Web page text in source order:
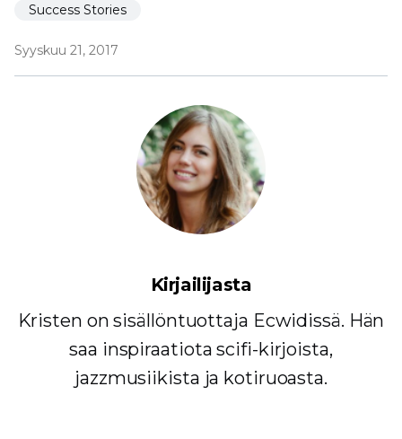
Success Stories
Syyskuu 21, 2017
Kirjailijasta
Kristen on sisällöntuottaja Ecwidissä. Hän
saa inspiraatiota scifi-kirjoista,
jazzmusiikista ja kotiruoasta.